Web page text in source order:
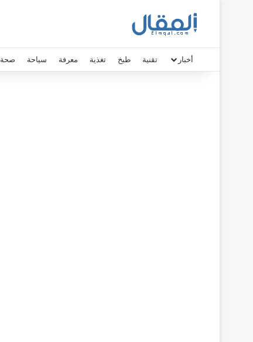
أخبار تقنية طبخ تغذية معرفة سياحة صحة